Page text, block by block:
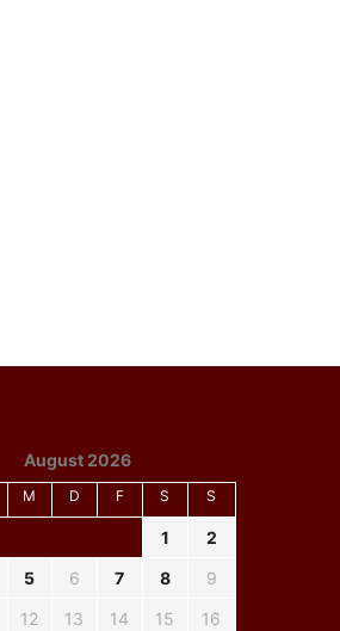
August 2026
M D F S S
1
2
5 6 7 8
9
12 13 14 15
16